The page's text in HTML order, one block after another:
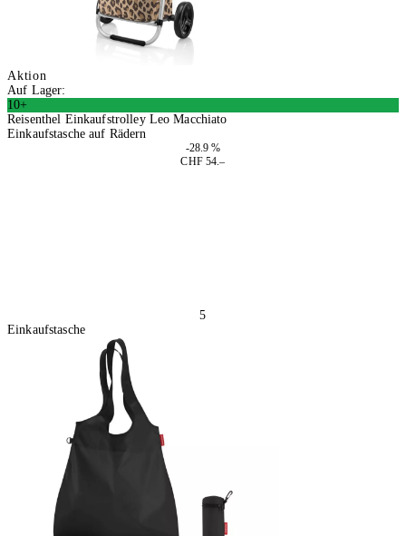
Aktion
Auf Lager:
10+
Reisenthel Einkaufstrolley Leo Macchiato
Einkaufstasche auf Rädern
-28.9 %
CHF 54.–
5
Einkaufstasche